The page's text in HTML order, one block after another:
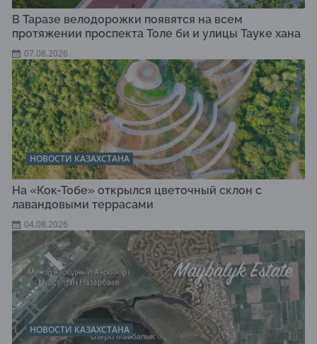
В Таразе велодорожки появятся на всем
протяжении проспекта Толе би и улицы Тауке хана
07.08.2026
НОВОСТИ КАЗАХСТАНА
На «Кок-Тобе» открылся цветочный склон с
лавандовыми террасами
04.08.2026
НОВОСТИ КАЗАХСТАНА